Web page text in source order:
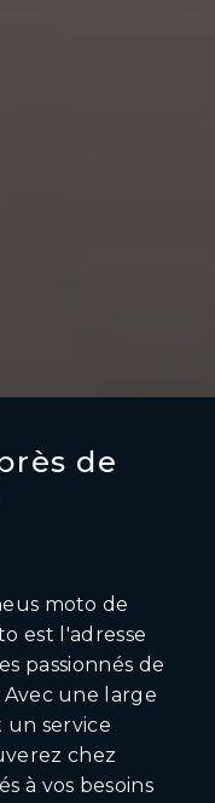
de
moto de
est l'adresse
passionnés de
une large
service
chez
à vos besoins